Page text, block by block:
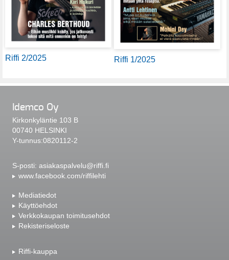
Riffi 2/2025 Riffi 1/2025
Idemco Oy
Kirkonkyläntie 103 B
00740 HELSINKI
Y-tunnus:0820112-2
S-posti: asiakaspalvelu@riffi.fi
www.facebook.com/riffilehti
Mediatiedot
Käyttöehdot
Verkkokaupan toimitusehdot
Rekisteriseloste
Riffi-kauppa